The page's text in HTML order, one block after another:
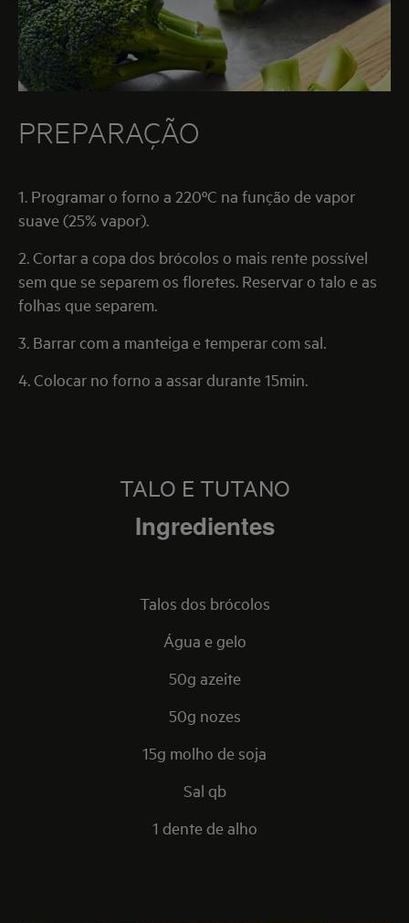
PREPARAÇÃO
1. Programar o forno a 220ºC na função de vapor
suave (25% vapor).
2. Cortar a copa dos brócolos o mais rente possível
sem que se separem os floretes. Reservar o talo e as
folhas que separem.
3. Barrar com a manteiga e temperar com sal.
4. Colocar no forno a assar durante 15min.
TALO E TUTANO
Ingredientes
Talos dos brócolos
Água e gelo
50g azeite
50g nozes
15g molho de soja
Sal qb
1 dente de alho